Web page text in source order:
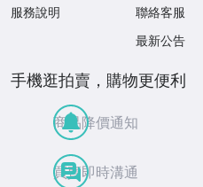
服務說明
聯絡客服
最新公告
手機逛拍賣，購物更便利
商品降價通知
買賣即時溝通